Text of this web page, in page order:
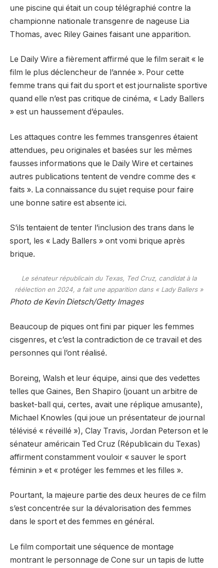
une piscine qui était un coup télégraphié contre la
championne nationale transgenre de nageuse Lia
Thomas, avec Riley Gaines faisant une apparition.
Le Daily Wire a fièrement affirmé que le film serait « le
film le plus déclencheur de l’année ». Pour cette
femme trans qui fait du sport et est journaliste sportive
quand elle n’est pas critique de cinéma, « Lady Ballers
» est un haussement d’épaules.
Les attaques contre les femmes transgenres étaient
attendues, peu originales et basées sur les mêmes
fausses informations que le Daily Wire et certaines
autres publications tentent de vendre comme des «
faits ». La connaissance du sujet requise pour faire
une bonne satire est absente ici.
S’ils tentaient de tenter l’inclusion des trans dans le
sport, les « Lady Ballers » ont vomi brique après
brique.
Le sénateur républicain du Texas, Ted Cruz, candidat à la
réélection en 2024, a fait une apparition dans « Lady Ballers »
Photo de Kevin Dietsch/Getty Images
Beaucoup de piques ont fini par piquer les femmes
cisgenres, et c’est la contradiction de ce travail et des
personnes qui l’ont réalisé.
Boreing, Walsh et leur équipe, ainsi que des vedettes
telles que Gaines, Ben Shapiro (jouant un arbitre de
basket-ball qui, certes, avait une réplique amusante),
Michael Knowles (qui joue un présentateur de journal
télévisé « réveillé »), Clay Travis, Jordan Peterson et le
sénateur américain Ted Cruz (Républicain du Texas)
affirment constamment vouloir « sauver le sport
féminin » et « protéger les femmes et les filles ».
Pourtant, la majeure partie des deux heures de ce film
s’est concentrée sur la dévalorisation des femmes
dans le sport et des femmes en général.
Le film comportait une séquence de montage
montrant le personnage de Cone sur un tapis de lutte